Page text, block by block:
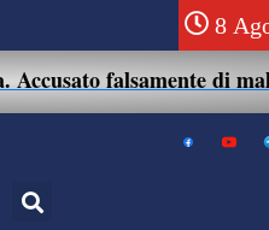
8
falsamente di